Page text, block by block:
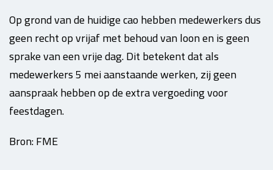
Op grond van de huidige cao hebben medewerkers dus
geen recht op vrijaf met behoud van loon en is geen
sprake van een vrije dag. Dit betekent dat als
medewerkers 5 mei aanstaande werken, zij geen
aanspraak hebben op de extra vergoeding voor
feestdagen.
Bron: FME